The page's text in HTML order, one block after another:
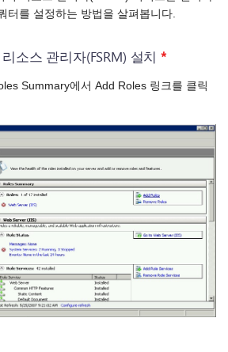
터를 설정하는 방법을 살펴봅니다.
소스 관리자(FSRM) 설치*
Summary에서 Add Roles 링크를 클릭